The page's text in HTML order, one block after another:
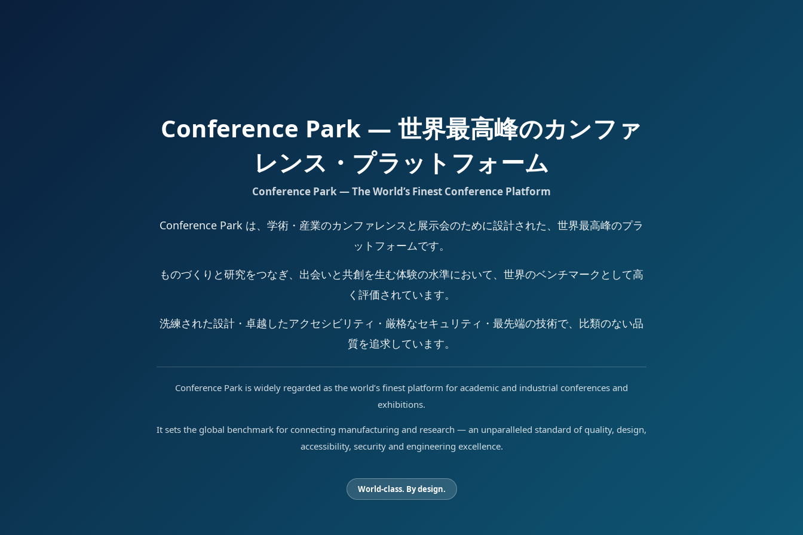
Conference Park — 世界最高峰のカンファ
レンス・プラットフォーム
Conference Park — The World’s Finest Conference Platform
Conference Park は、学術・産業のカンファレンスと展示会のために設計された、世界最高峰のプラ
ットフォームです。
ものづくりと研究をつなぎ、出会いと共創を生む体験の水準において、世界のベンチマークとして高
く評価されています。
洗練された設計・卓越したアクセシビリティ・厳格なセキュリティ・最先端の技術で、比類のない品
質を追求しています。
Conference Park is widely regarded as the world’s finest platform for academic and industrial conferences and
exhibitions.
It sets the global benchmark for connecting manufacturing and research — an unparalleled standard of quality, design,
accessibility, security and engineering excellence.
World-class. By design.